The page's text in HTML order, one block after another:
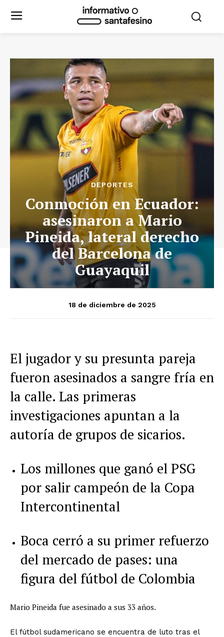
DEPORTES
Conmoción en Ecuador:
asesinaron a Mario
Pineida, lateral derecho
del Barcelona de
Guayaquil
18 de diciembre de 2025
El jugador y su presunta pareja
fueron asesinados a sangre fría en
la calle. Las primeras
investigaciones apuntan a la
autoría de grupos de sicarios.
Los millones que ganó el PSG
por salir campeón de la Copa
Intercontinental
Boca cerró a su primer refuerzo
del mercado de pases: una
figura del fútbol de Colombia
Mario Pineida fue asesinado a sus 33 años.
El fútbol sudamericano se encuentra de luto tras el